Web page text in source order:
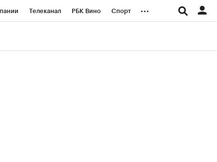
Телеканал РБК Вино Спорт ...